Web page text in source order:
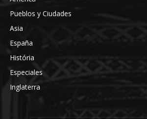
Pueblos y Ciudades
Asia
España
História
Especiales
Inglaterra